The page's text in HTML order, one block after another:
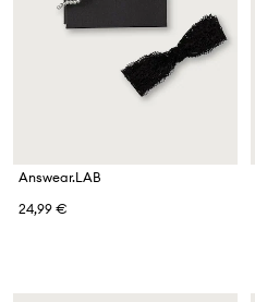
Answear.LAB
24,99 €